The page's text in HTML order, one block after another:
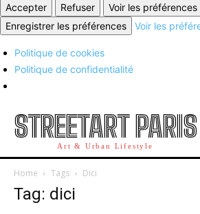
Accepter Refuser
Voir les préférences
Enregistrer les préférences
Voir les
Politique de cookies
Politique de confidentialité
STREETART PARIS
Art & Urban Lifestyle
Home Tags Dici
Tag: dici